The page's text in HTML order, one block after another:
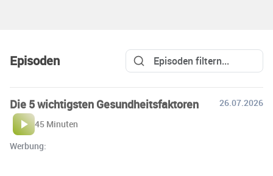
Episoden
Die 5 wichtigsten Gesundheitsfaktoren
26.07.2026
45 Minuten
Werbung: